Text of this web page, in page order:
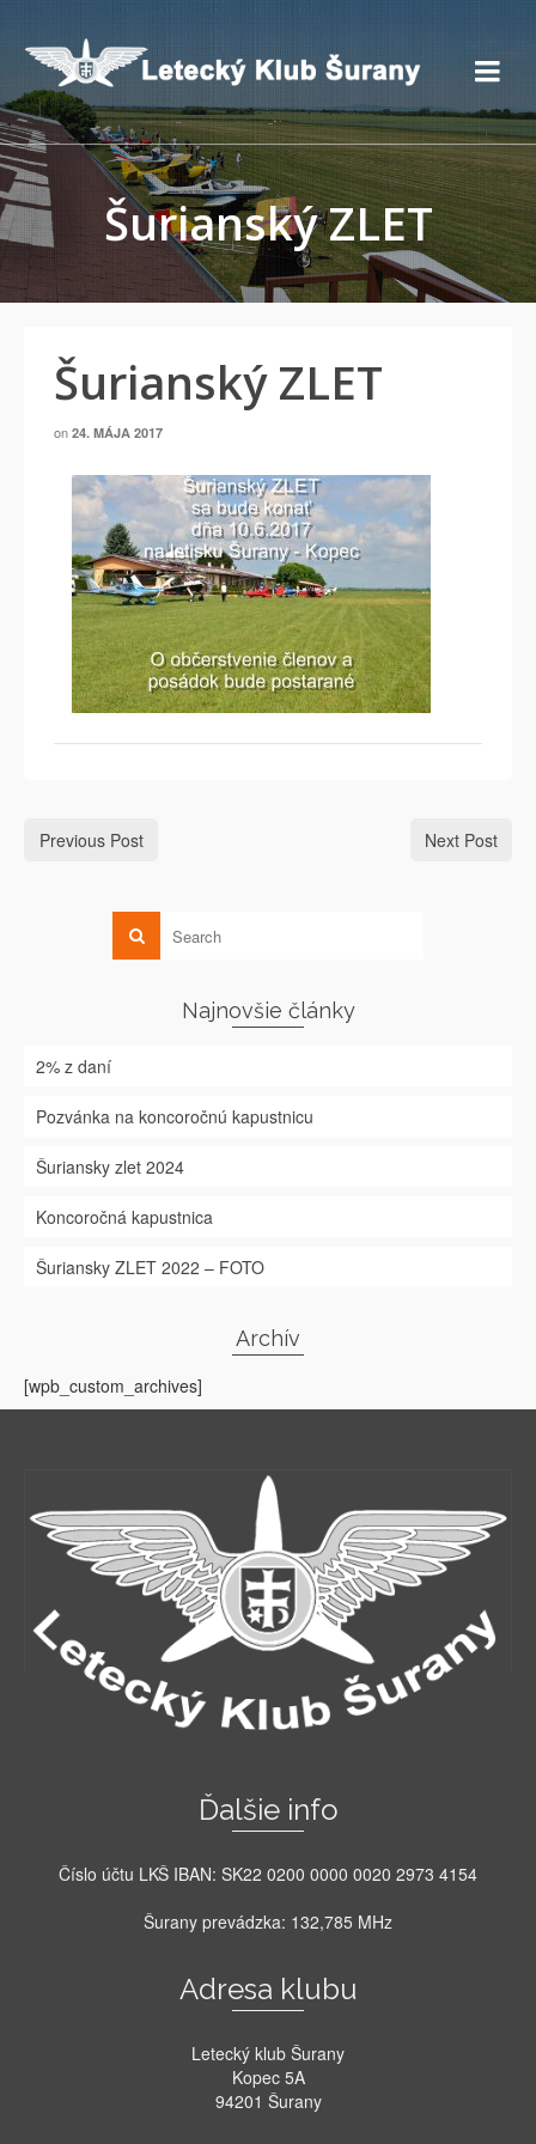
Šurianský ZLET
Šurianský ZLET
on 24. MÁJA 2017
Previous Post Next Post
Najnovšie články
2% z daní
Pozvánka na koncoročnú kapustnicu
Šuriansky zlet 2024
Koncoročná kapustnica
Šuriansky ZLET 2022 – FOTO
Archív
[wpb_custom_archives]
Ďalšie info
Číslo účtu LKŠ IBAN: SK22 0200 0000 0020 2973 4154
Šurany prevádzka: 132,785 MHz
Adresa klubu
Letecký klub Šurany
Kopec 5A
94201 Šurany